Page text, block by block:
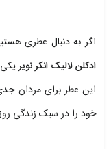
اگر به دنبال عطری
ادکلن لالیک انکر نویریکی
این عطر برای مردان
خود را در سبک زندگی